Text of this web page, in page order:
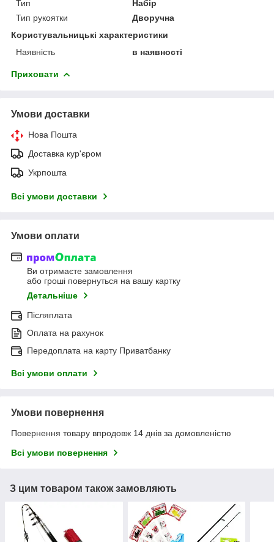
Тип
Набір
Тип рукоятки
Дворучна
Користувальницькі характеристики
Наявність
в наявності
Приховати
Умови доставки
Нова Пошта
Доставка кур'єром
Укрпошта
Всі умови доставки
Умови оплати
Ви отримаєте замовлення
або гроші повернуться на вашу картку
Детальніше
Післяплата
Оплата на рахунок
Передоплата на карту Приватбанку
Всі умови оплати
Умови повернення
Повернення товару впродовж 14 днів за домовленістю
Всі умови повернення
З цим товаром також замовляють